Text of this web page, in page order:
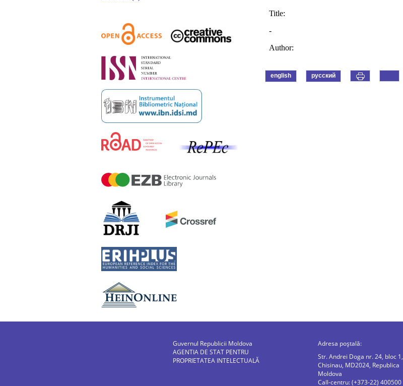
english русский
Guvernul Republicii Moldova
AGENTIA DE STAT PENTRU
PROPRIETATEA INTELECTUALĂ
Adresa poștală:
Str. Andrei Doga nr. 24, bloc 1,
Chisinau, MD2024, Republica
Moldova
Call-centru: (+373-22) 400500